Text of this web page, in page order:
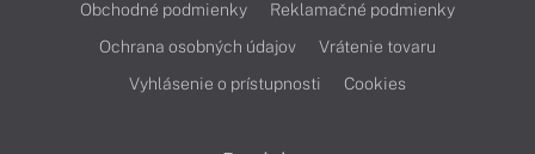
Obchodné podmienky
Reklamačné podmienky
Ochrana osobných údajov
Vrátenie tovaru
Vyhlásenie o prístupnosti
Cookies